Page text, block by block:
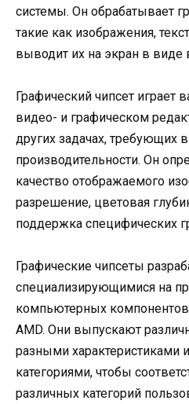
системы. Он обрабатывает
такие как изображения,
выводит их на экран в виде
Графический чипсет играет
видео- и графическом
других задачах, требующих
производительности. Он
качество отображаемого
разрешение, цветовая
поддержка специфических
Графические чипсеты
специализирующимися на
компьютерных
AMD. Они выпускают
разными характеристиками
категориями, чтобы
различных категорий